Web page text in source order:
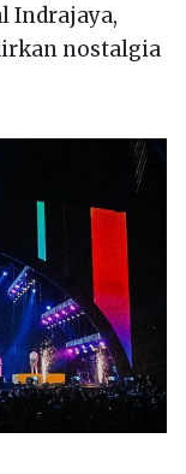
Indrajaya,
nostalgia